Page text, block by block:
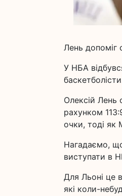
Лень допоміг
У НБА
Олексій
рахунком
очки, тоді як
Нагадаємо,
виступати в
Для Льоні це
які коли-